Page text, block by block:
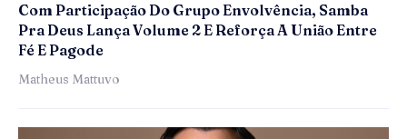
Com Participação Do Grupo Envolvência, Samba
Pra Deus Lança Volume 2 E Reforça A União Entre
Fé E Pagode
Matheus Mattuvo